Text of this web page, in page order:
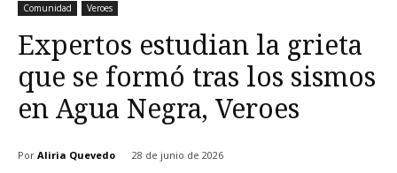
Comunidad Veroes
Expertos estudian la grieta
que se formó tras los sismos
en Agua Negra, Veroes
Por Aliria Quevedo 28 de junio de 2026